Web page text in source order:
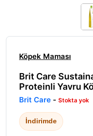
Köpek Maması
Brit Care
Proteinli Yavru
Brit Care - Stokta yok
İndirimde